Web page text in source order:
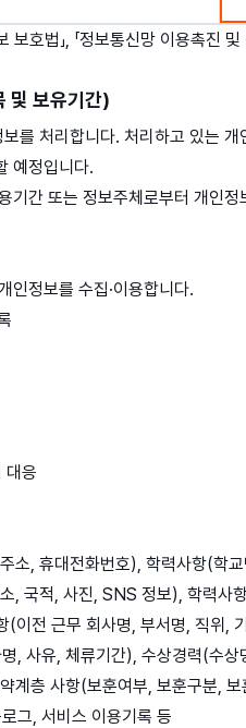
보호법」, 「정보통신망 이용촉
및 보유기간)
를 처리합니다. 처리하고 있는
예정입니다.
기간 또는 정보주체로부터 개인
인정보를 수집·이용합니다.
대응
소, 휴대전화번호), 학력사항(학
, 국적, 사진, SNS 정보), 학력사
이전 근무 회사명, 부서명, 직위,
, 사유, 체류기간), 수상경력(수
계층 사항(보훈여부, 보훈구분,
그, 서비스 이용기록 등